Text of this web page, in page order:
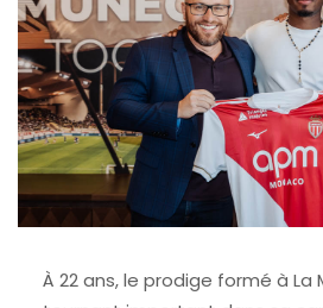
À 22 ans, le prodige formé à La